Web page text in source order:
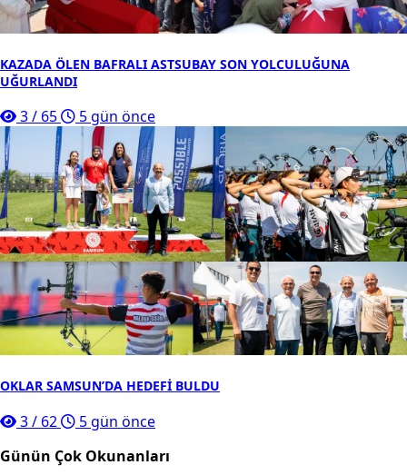
KAZADA ÖLEN BAFRALI ASTSUBAY SON YOLCULUĞUNA
UĞURLANDI
3/ 65 5 gün önce
OKLAR SAMSUN’DA HEDEFİ BULDU
3/ 62
5 gün önce
Günün Çok Okunanları